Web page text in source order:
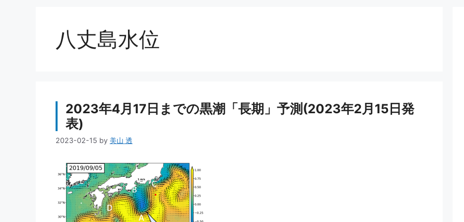
八丈島水位
2023年4月17日までの黒潮「長期」予測(2023年2月15日発
表)
2023-02-15 by 美山 透